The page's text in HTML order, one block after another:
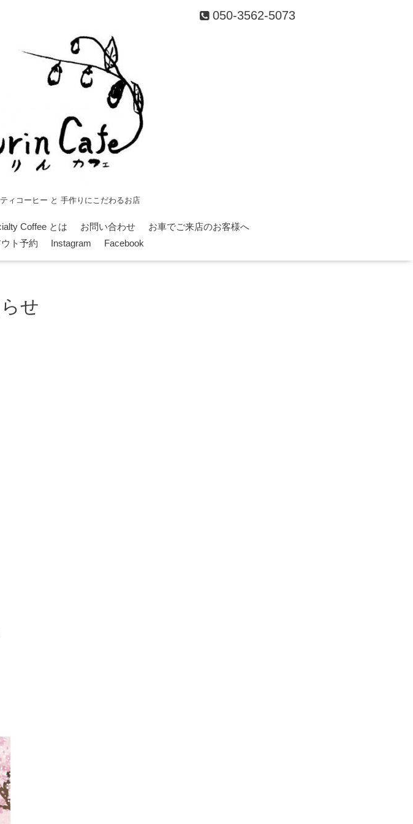
050-3562-5073
ィコーヒー と 手作りにこだわるお店
Coffee とは お問い合わせ
お車でご来店のお客様へ
ト予約 Instagram Facebook
せ